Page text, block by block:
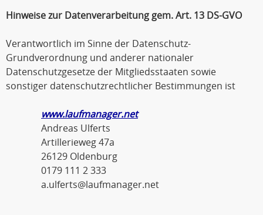
Hinweise zur Datenverarbeitung gem. Art. 13 DS-GVO
Verantwortlich im Sinne der Datenschutz-
Grundverordnung und anderer nationaler
Datenschutzgesetze der Mitgliedsstaaten sowie
sonstiger datenschutzrechtlicher Bestimmungen ist
www.laufmanager.net
Andreas Ulferts
Artillerieweg 47a
26129 Oldenburg
0179 111 2 333
a.ulferts@laufmanager.net